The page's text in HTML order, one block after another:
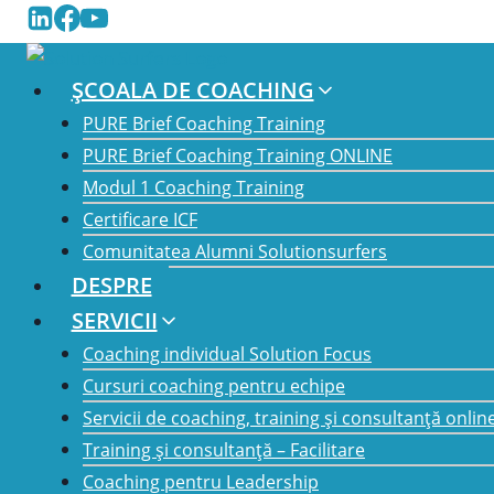
Skip
to
ȘCOALA DE COACHING
PURE Brief Coaching Training
PURE Brief Coaching Training ONLINE
Modul 1 Coaching Training
Certificare ICF
Comunitatea Alumni Solutionsurfers
DESPRE
SERVICII
Coaching individual Solution Focus
Cursuri coaching pentru echipe
Servicii de coaching, training și consultanță
Training și consultanță – Facilitare
Coaching pentru Leadership
Acest eveniment a trecut.
Home/Evenimente/Evenimente Speciale/
Solution Focused Summer
august 29, 2024
Devenită deja tradiție, întâlnirea anuală a
revedem cu mulți dintre voi la ”Solution
Solutionsurfers, cu multe interacțiuni